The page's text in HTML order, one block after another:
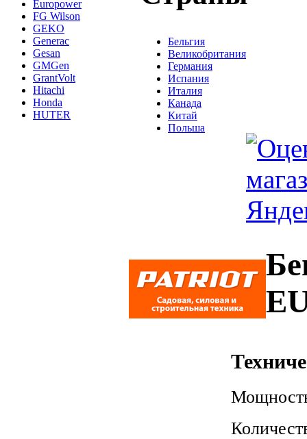
Europower
FG Wilson
GEKO
Generac
Gesan
GMGen
GrantVolt
Hitachi
Honda
HUTER
Бельгия
Великобритания
Германия
Испания
Италия
Канада
Китай
Польша